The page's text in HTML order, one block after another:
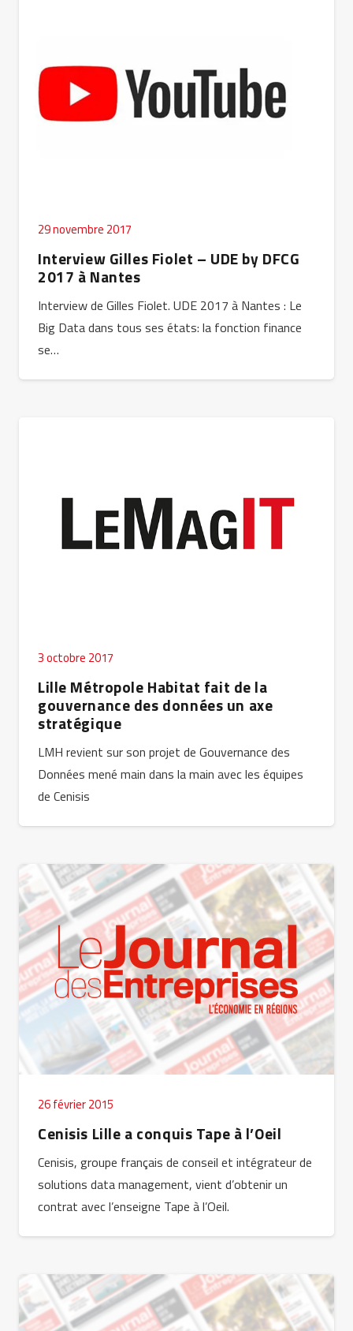
29 novembre 2017
Interview Gilles Fiolet – UDE by DFCG
2017 à Nantes
Interview de Gilles Fiolet. UDE 2017 à Nantes : Le
Big Data dans tous ses états: la fonction finance
se…
3 octobre 2017
Lille Métropole Habitat fait de la
gouvernance des données un axe
stratégique
LMH revient sur son projet de Gouvernance des
Données mené main dans la main avec les équipes
de Cenisis
26 février 2015
Cenisis Lille a conquis Tape à l’Oeil
Cenisis, groupe français de conseil et intégrateur de
solutions data management, vient d’obtenir un
contrat avec l’enseigne Tape à l’Oeil.